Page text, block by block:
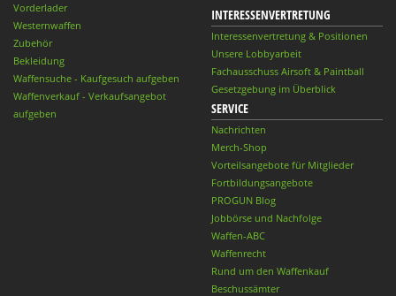
Vorderlader
Westernwaffen
Zubehör
Bekleidung
Waffensuche - Kaufgesuch aufgeben
Waffenverkauf - Verkaufsangebot
aufgeben
INTERESSENVERTRETUNG
Interessenvertretung & Positionen
Unsere Lobbyarbeit
Fachausschuss Airsoft & Paintball
Gesetzgebung im Überblick
SERVICE
Nachrichten
Merch-Shop
Vorteilsangebote für Mitglieder
Fortbildungsangebote
PROGUN Blog
Jobbörse und Nachfolge
Waffen-ABC
Waffenrecht
Rund um den Waffenkauf
Beschussämter